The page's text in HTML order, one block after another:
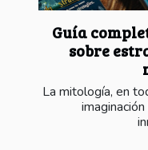
Guía
sobre
La mitología, en